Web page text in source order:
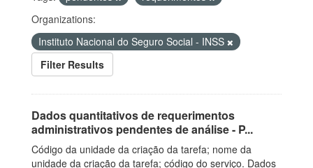
Organizations:
Instituto Nacional do Seguro Social - INSS
Filter Results
Dados quantitativos de requerimentos
administrativos pendentes de análise - P...
Código da unidade da criação da tarefa; nome da
unidade da criação da tarefa; código do serviço. Dados